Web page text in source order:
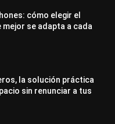
cómo elegir el
se adapta a cada
la solución práctica
sin renunciar a tus